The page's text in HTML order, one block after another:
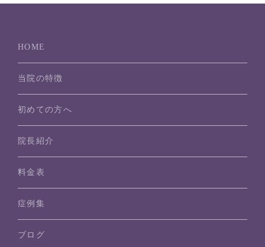
HOME
当院の特徴
初めての方へ
院長紹介
料金表
症例集
ブログ